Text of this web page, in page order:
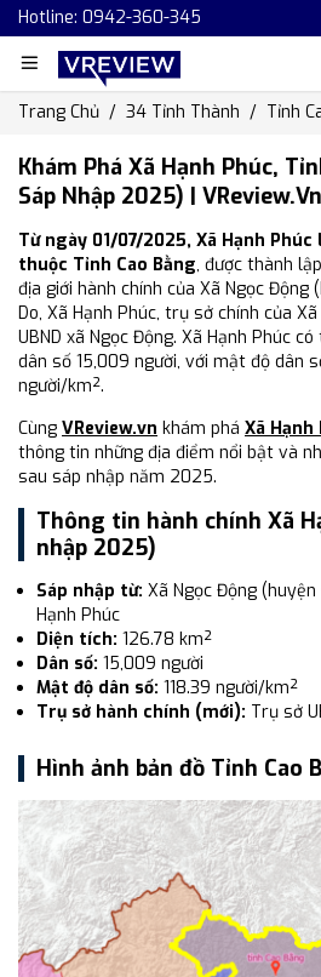
Hotline: 0942-360-345
Trang Chủ 34 Tỉnh Thành Tỉnh
Khám Phá Xã Hạnh Phúc,
Sáp Nhập 2025) | VReview.vn
Từ ngày 01/07/2025, Xã Hạnh
thuộc Tỉnh Cao Bằng, được thành
địa giới hành chính của Xã Ngọc Động
Do, Xã Hạnh Phúc, trụ sở chính của
UBND xã Ngọc Động. Xã Hạnh Phúc
dân số 15,009 người, với mật độ dân
người/km².
Cùng VReview.vn khám phá Xã Hạnh
thông tin những địa điểm nổi bật và
sau sáp nhập năm 2025.
Thông tin hành chính Xã
nhập 2025)
Sáp nhập từ: Xã Ngọc Động (huyện
Hạnh Phúc
Diện tích: 126.78 km²
Dân số: 15,009 người
Mật độ dân số: 118.39 người/km²
Trụ sở hành chính (mới): Trụ sở
Hình ảnh bản đồ Tỉnh Cao